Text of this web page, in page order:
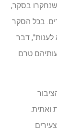
בסקר,
בכל הסקר
לענות", דבר
טרם
ואתית.